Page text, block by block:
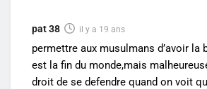
pat 38 il y a 19 ans
permettre aux musulmans d’avoir la
est la fin du monde,mais
droit de se defendre quand on voit